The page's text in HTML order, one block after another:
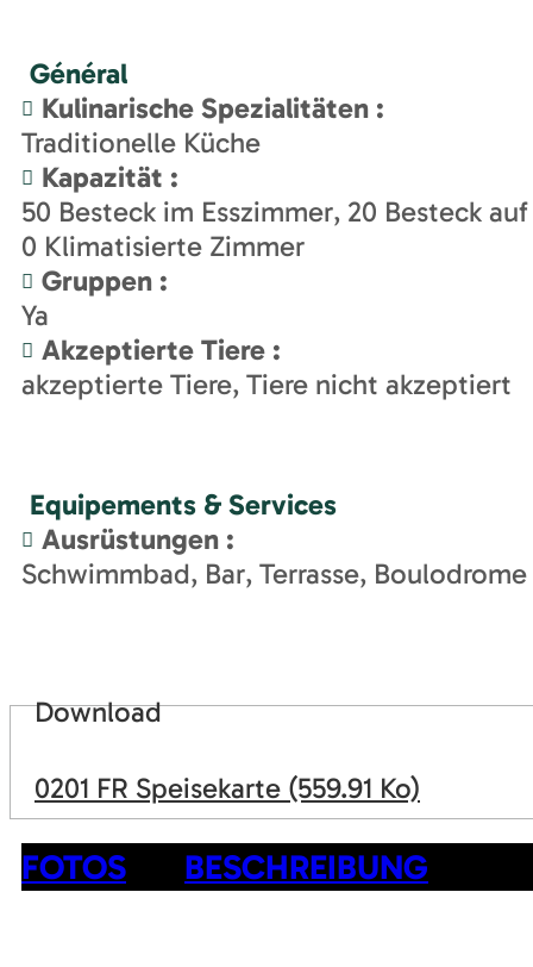
Général
Kulinarische Spezialitäten :
Traditionelle Küche
Kapazität :
50 Besteck im Esszimmer 20 Besteck
0 Klimatisierte Zimmer
Gruppen :
Ya
Akzeptierte Tiere :
akzeptierte Tiere Tiere nicht akzeptiert
Equipements & Services
Ausrüstungen :
Schwimmbad Bar Terrasse Boulodrome
Download
0201 FR Speisekarte (559.91 Ko)
FOTOS BESCHREIBUNG